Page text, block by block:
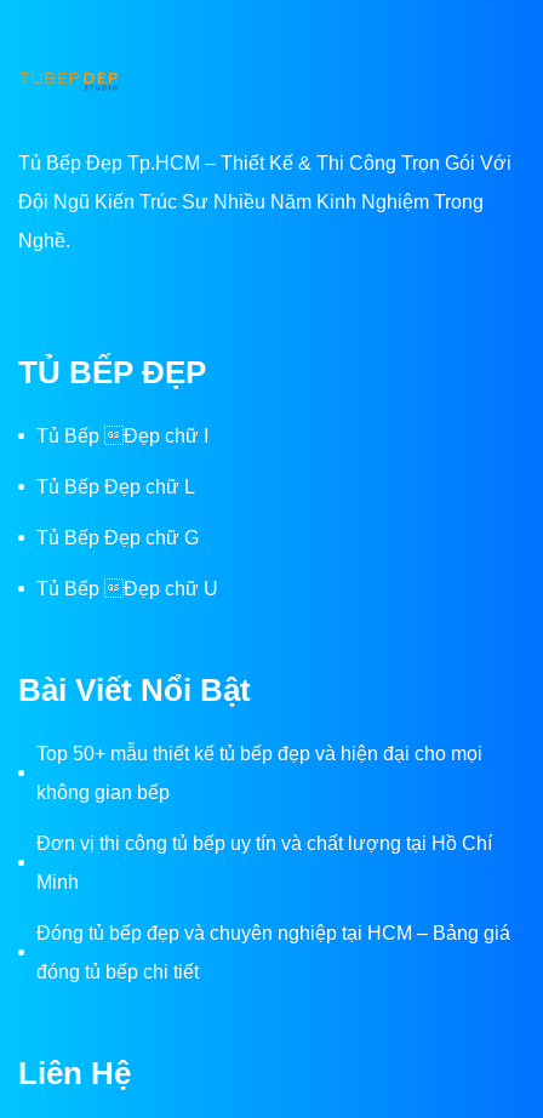
Tủ Bếp Đẹp Tp.HCM – Thiết Kế & Thi Công Trọn Gói Với
Đội Ngũ Kiến Trúc Sư Nhiều Năm Kinh Nghiệm Trong
Nghề.
TỦ BẾP ĐẸP
Tủ Bếp Đẹp chữ I
Tủ Bếp Đẹp chữ L
Tủ Bếp Đẹp chữ G
Tủ Bếp Đẹp chữ U
Bài Viết Nổi Bật
Top 50+ mẫu thiết kế tủ bếp đẹp và hiện đại cho mọi
không gian bếp
Đơn vị thi công tủ bếp uy tín và chất lượng tại Hồ Chí
Minh
Đóng tủ bếp đẹp và chuyên nghiệp tại HCM – Bảng giá
đóng tủ bếp chi tiết
Liên Hệ